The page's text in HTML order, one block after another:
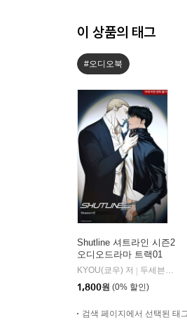
이 상품의 태그
#오디오북
Shutline 셔트라인 시즌2
오디오드라마 트랙01
KYOU(쿄우) 저 | 두세븐 엔터테인먼트
1,800원 (0% 할인)
검색 페이지에서 선택된 태